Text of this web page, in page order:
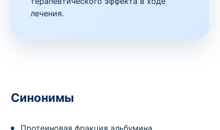
лечения.
Синонимы
Протеиновая фракция альбумина.